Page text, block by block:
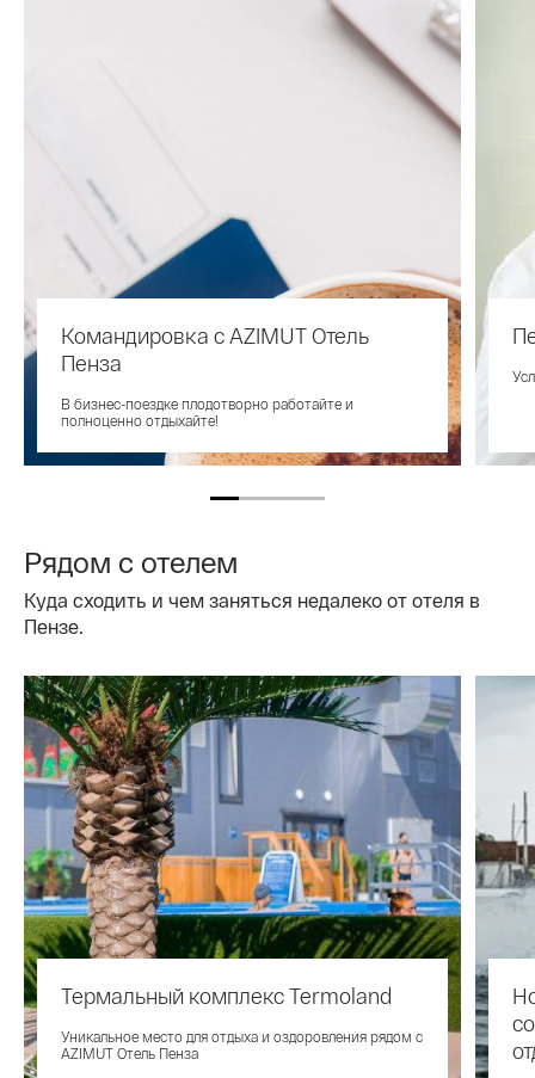
Командировка с AZIMUT Отель
Пенза
В бизнес-поездке плодотворно работайте и
полноценно отдыхайте!
Рядом с отелем
Куда сходить и чем заняться недалеко от отеля в
Пензе.
Термальный комплекс Termoland
Уникальное место для отдыха и оздоровления рядом с
AZIMUT Отель Пенза